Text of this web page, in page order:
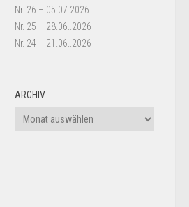
Nr. 26 – 05.07.2026
Nr. 25 – 28.06..2026
Nr. 24 – 21.06..2026
ARCHIV
Archiv